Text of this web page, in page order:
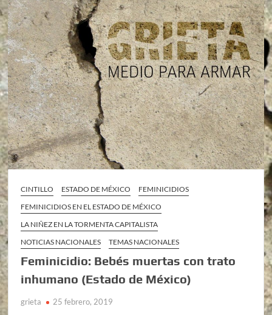
CINTILLO ESTADO DE MÉXICO
FEMINICIDIOS
FEMINICIDIOS EN EL ESTADO DE MÉXICO
LA NIÑEZ EN LA TORMENTA CAPITALISTA
NOTICIAS NACIONALES
TEMAS NACIONALES
Feminicidio: Bebés muertas con trato
inhumano (Estado de México)
grieta 25 febrero, 2019